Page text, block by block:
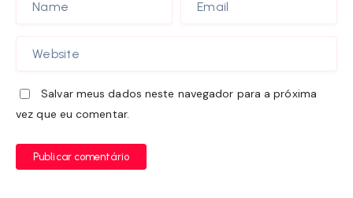
Salvar meus dados neste navegador para a próxima
vez que eu comentar.
Publicar comentário